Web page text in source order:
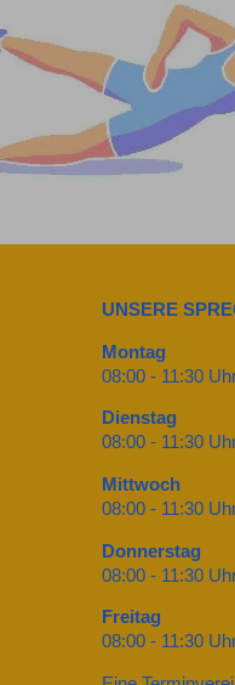
UNSERE
Montag
08:00 - 11:30
Dienstag
08:00 - 11:30
Mittwoch
08:00 - 11:30
Donnerstag
08:00 - 11:30
Freitag
08:00 - 11:30